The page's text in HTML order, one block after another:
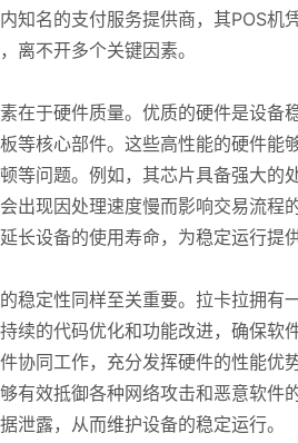
知名的支付服务提供商，其POS机
离不开多个关键因素。
在于硬件质量。优质的硬件是设备
等核心部件。这些高性能的硬件能
等问题。例如，其芯片具备强大的
出现因处理速度慢而影响交易流程
长设备的使用寿命，为稳定运行提
稳定性同样至关重要。拉卡拉拥有
续的代码优化和功能改进，确保软
协同工作，充分发挥硬件的性能优
有效抵御各种网络攻击和恶意软件
泄露，从而维护设备的稳定运行。